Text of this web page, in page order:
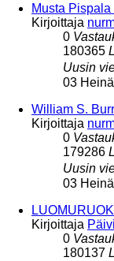
Musta Pispala
Kirjoittaja
0
180365
Uusin
03
William S.
Kirjoittaja
0
179286
Uusin
03
Kirjoittaja
0
180137